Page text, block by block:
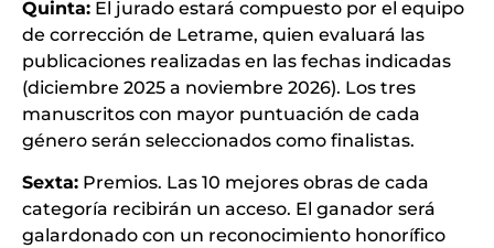
Quinta: El jurado estará compuesto por el equipo
de corrección de Letrame, quien evaluará las
publicaciones realizadas en las fechas indicadas
(diciembre 2025 a noviembre 2026). Los tres
manuscritos con mayor puntuación de cada
género serán seleccionados como finalistas.
Sexta: Premios. Las 10 mejores obras de cada
categoría recibirán un acceso. El ganador será
galardonado con un reconocimiento honorífico